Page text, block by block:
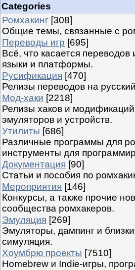
Categories
Ромхакинг [308]
Общие темы, связанные с
Переводы игр [695]
Всё, что касается переводов
языки и платформы.
Русификация [470]
Релизы переводов на
Мод-хаки [2218]
Релизы хаков и
эмуляторов и устройств.
Утилиты [686]
Различные программы для
инструменты для
Документация [90]
Статьи и пособия по
Мероприятия [146]
Конкурсы, а также прочие
сообщества ромхакеров.
Эмуляция [269]
Эмуляторы, дампинг и
симуляция.
Хоумбрю проекты [7510]
Homebrew и Indie-игры,